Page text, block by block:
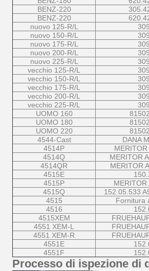
BENZ-220
BENZ-220
nuovo 125-R/L
nuovo 150-R/L
nuovo 175-R/L
nuovo 200-R/L
nuovo 225-R/L
vecchio 125-R/L
vecchio 150-R/L
vecchio 175-R/L
vecchio 200-R/L
vecchio 225-R/L
UOMO 160
UOMO 180
UOMO 220
4544-Cast
DANA
4514P
4514Q
MERITOR
4514QR
MERITOR
4515E
4515P
4515Q
152.05.533
4515
Fornitura
4516
4515XEM
4551 XEM-L
4551 XEM-R
4551E
4551F
Processo di ispezione di